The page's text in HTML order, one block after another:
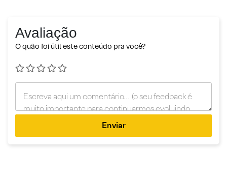
Avaliação
O quão foi útil este conteúdo pra você?
Enviar